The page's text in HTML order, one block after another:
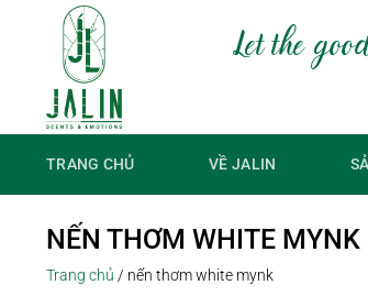
Let the
TRANG CHỦ VỀ JALIN
NẾN THƠM WHITE MYNK
Trang chủ / nến thơm white mynk